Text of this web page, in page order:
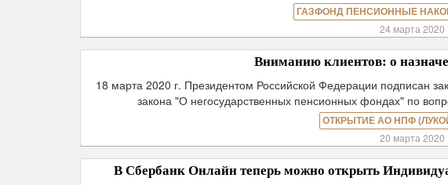
ГАЗФОНД ПЕНСИОННЫЕ
24 марта 2020
Вниманию клиентов: о
18 марта 2020 г. Президентом Российской Федерации подписан
закона "О негосударственных пенсионных фондах" по
ОТКРЫТИЕ АО НПФ
20 марта 2020
В Сбербанк Онлайн теперь можно открыть